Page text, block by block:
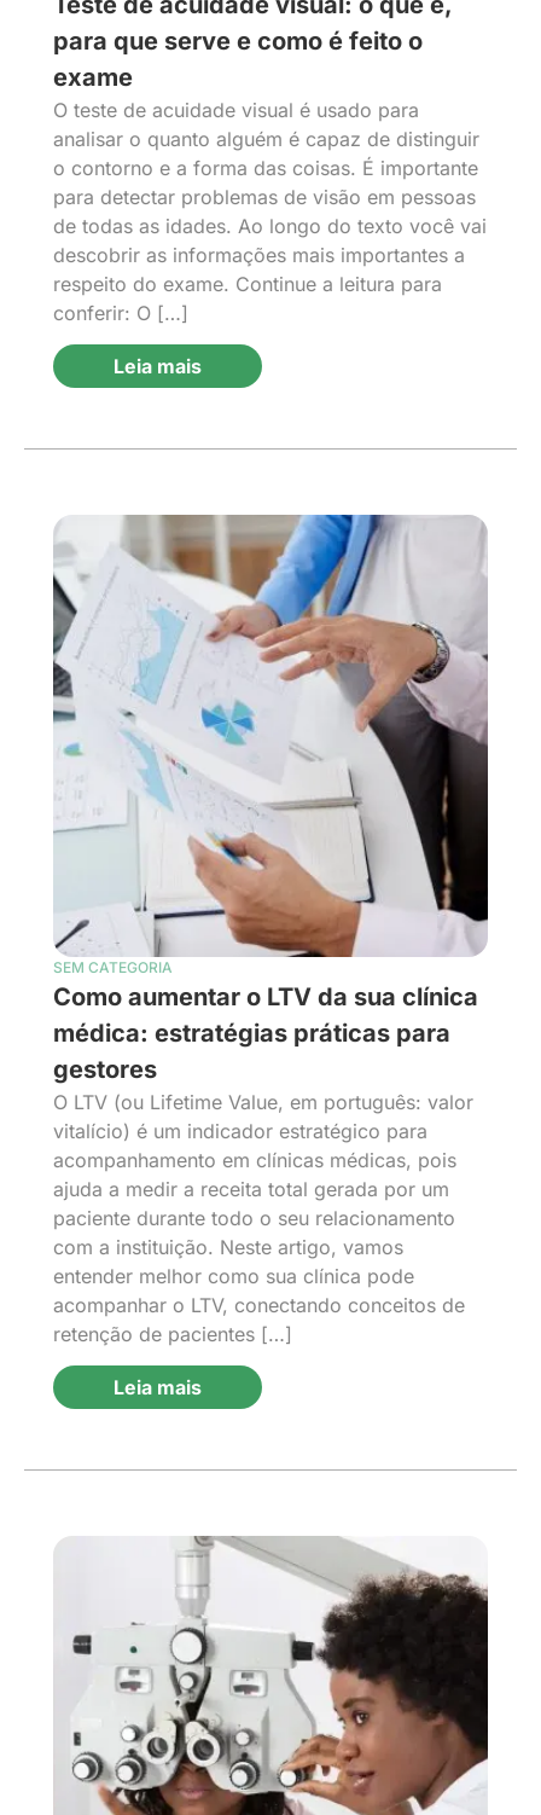
para que serve e como é feito o
exame
O teste de acuidade visual é usado para
analisar o quanto alguém é capaz de distinguir
o contorno e a forma das coisas. É importante
para detectar problemas de visão em pessoas
de todas as idades. Ao longo do texto você vai
descobrir as informações mais importantes a
respeito do exame. Continue a leitura para
conferir: O […]
Leia mais
SEM CATEGORIA
Como aumentar o LTV da sua clínica
médica: estratégias práticas para
gestores
O LTV (ou Lifetime Value, em português: valor
vitalício) é um indicador estratégico para
acompanhamento em clínicas médicas, pois
ajuda a medir a receita total gerada por um
paciente durante todo o seu relacionamento
com a instituição. Neste artigo, vamos
entender melhor como sua clínica pode
acompanhar o LTV, conectando conceitos de
retenção de pacientes […]
Leia mais